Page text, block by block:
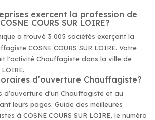
exercent la profession de
COURS SUR LOIRE?
a trouvé 3 005 sociétés exerçant la
COSNE COURS SUR LOIRE. Votre
l'activité Chauffagiste dans la ville de
LOIRE.
d'ouverture Chauffagiste?
d'ouverture d'un Chauffagiste et au
leurs pages. Guide des meilleures
à COSNE COURS SUR LOIRE, le numéro